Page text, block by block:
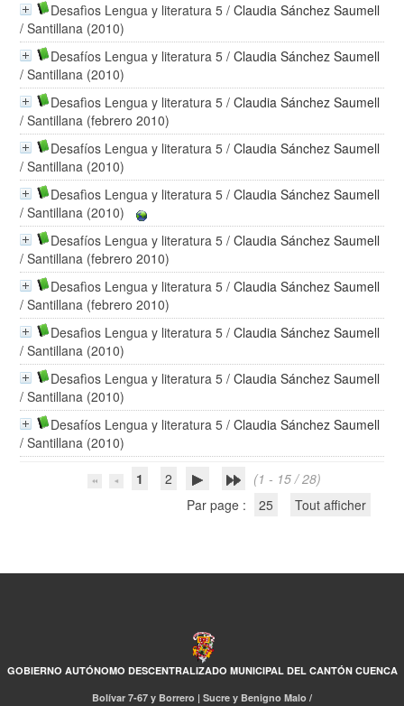
Desafìos Lengua y literatura 5 /Claudia Sánchez Saumell
/ Santillana (2010)
Desafíos Lengua y literatura 5 /Claudia Sánchez Saumell
/ Santillana (2010)
Desafìos Lengua y literatura 5 /Claudia Sánchez Saumell
/ Santillana (febrero 2010)
Desafíos Lengua y literatura 5 /Claudia Sánchez Saumell
/ Santillana (2010)
Desafìos Lengua y literatura 5 /Claudia Sánchez Saumell
/ Santillana (2010)
Desafíos Lengua y literatura 5 /Claudia Sánchez Saumell
/ Santillana (febrero 2010)
Desafìos Lengua y literatura 5 /Claudia Sánchez Saumell
/ Santillana (febrero 2010)
Desafìos Lengua y literatura 5 /Claudia Sánchez Saumell
/ Santillana (2010)
Desafìos Lengua y literatura 5 /Claudia Sánchez Saumell
/ Santillana (2010)
Desafíos Lengua y literatura 5 /Claudia Sánchez Saumell
/ Santillana (2010)
1
2
(1 - 15 / 28)
Par page :
25 Tout afficher
GOBIERNO AUTÓNOMO DESCENTRALIZADO MUNICIPAL DEL CANTÓN CUENCA
Bolívar 7-67 y Borrero | Sucre y Benigno Malo /